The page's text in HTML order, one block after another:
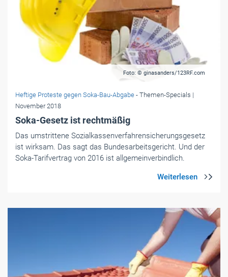
Foto: © ginasanders/123RF.com
Heftige Proteste gegen Soka-Bau-Abgabe - Themen-Specials |
November 2018
Soka-Gesetz ist rechtmäßig
Das umstrittene Sozialkassenverfahrensicherungsgesetz
ist wirksam. Das sagt das Bundesarbeitsgericht. Und der
Soka-Tarifvertrag von 2016 ist allgemeinverbindlich.